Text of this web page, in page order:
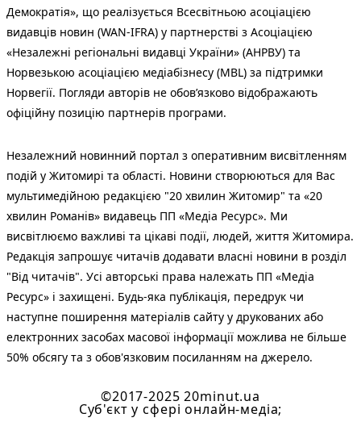
Демократія», що реалізується Всесвітньою асоціацією
видавців новин (WAN-IFRA) у партнерстві з Асоціацією
«Незалежні регіональні видавці України» (АНРВУ) та
Норвезькою асоціацією медіабізнесу (MBL) за підтримки
Норвегії. Погляди авторів не обов’язково відображають
офіційну позицію партнерів програми.
Незалежний новинний портал з оперативним висвітленням
подій у Житомирі та області. Новини створюються для Вас
мультимедійною редакцією "20 хвилин Житомир" та «20
хвилин Романів» видавець ПП «Медіа Ресурс». Ми
висвітлюємо важливі та цікаві події, людей, життя Житомира.
Редакція запрошує читачів додавати власні новини в розділ
"Від читачів". Усі авторські права належать ПП «Медіа
Ресурс» і захищені. Будь-яка публiкацiя, передрук чи
наступне поширення матеріалів сайту у друкованих або
електронних засобах масової інформації можлива не більше
50% обсягу та з обов'язковим посиланням на джерело.
©2017-2025 20minut.ua
Cуб'єкт у сфері онлайн-медіа;